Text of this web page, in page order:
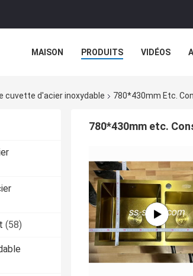
MAISON PRODUITS VIDÉOS
cuvette d'acier inoxydable 780*430mm Etc.
(58)
780*430mm etc.